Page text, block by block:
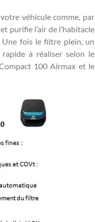
véhicule comme, par
purifie l’air de l’habitacle
Une fois le filtre plein, un
à réaliser selon le
100 Airmax et le